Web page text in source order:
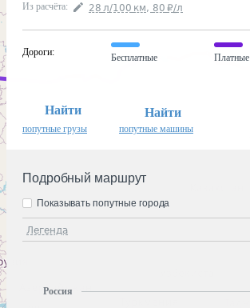
Из расчёта: 28 л/100 км, 80 ₽/л
Дороги:
Бесплатные Платные
Найти
попутные грузы
Найти
попутные машины
Подробный маршрут
Легенда
Показывать попутные города
Россия